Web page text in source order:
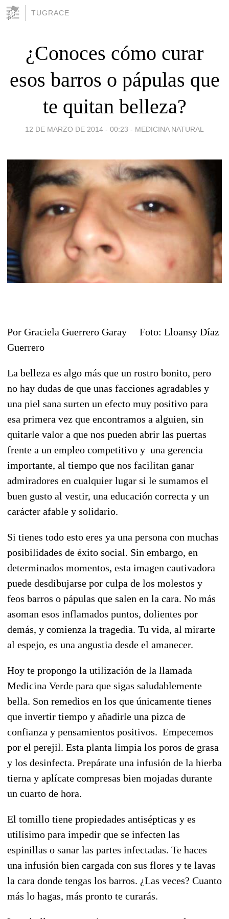
TUGRACE
¿Conoces cómo curar
esos barros o pápulas que
te quitan belleza?
12 DE MARZO DE 2014 - 00:23 - MEDICINA NATURAL
Por Graciela Guerrero Garay Foto: Lloansy Díaz
Guerrero
La belleza es algo más que un rostro bonito, pero
no hay dudas de que unas facciones agradables y
una piel sana surten un efecto muy positivo para
esa primera vez que encontramos a alguien, sin
quitarle valor a que nos pueden abrir las puertas
frente a un empleo competitivo y una gerencia
importante, al tiempo que nos facilitan ganar
admiradores en cualquier lugar si le sumamos el
buen gusto al vestir, una educación correcta y un
carácter afable y solidario.
Si tienes todo esto eres ya una persona con muchas
posibilidades de éxito social. Sin embargo, en
determinados momentos, esta imagen cautivadora
puede desdibujarse por culpa de los molestos y
feos barros o pápulas que salen en la cara. No más
asoman esos inflamados puntos, dolientes por
demás, y comienza la tragedia. Tu vida, al mirarte
al espejo, es una angustia desde el amanecer.
Hoy te propongo la utilización de la llamada
Medicina Verde para que sigas saludablemente
bella. Son remedios en los que únicamente tienes
que invertir tiempo y añadirle una pizca de
confianza y pensamientos positivos. Empecemos
por el perejil. Esta planta limpia los poros de grasa
y los desinfecta. Prepárate una infusión de la hierba
tierna y aplícate compresas bien mojadas durante
un cuarto de hora.
El tomillo tiene propiedades antisépticas y es
utilísimo para impedir que se infecten las
espinillas o sanar las partes infectadas. Te haces
una infusión bien cargada con sus flores y te lavas
la cara donde tengas los barros. ¿Las veces? Cuanto
más lo hagas, más pronto te curarás.